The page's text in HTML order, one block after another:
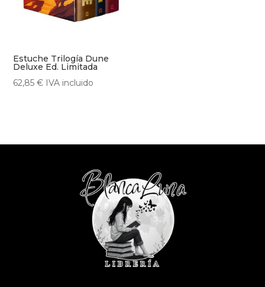
Estuche Trilogía Dune
Deluxe Ed. Limitada
62,85€ IVA incluido